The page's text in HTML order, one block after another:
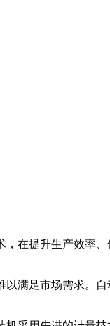
在提升生产效率
满足市场需求。